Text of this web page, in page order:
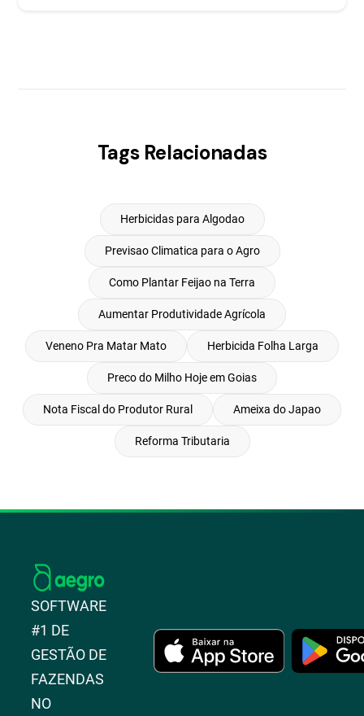
Tags Relacionadas
Herbicidas para Algodao
Previsao Climatica para o Agro
Como Plantar Feijao na Terra
Aumentar Produtividade Agrícola
Veneno Pra Matar Mato Herbicida Folha Larga
Preco do Milho Hoje em Goias
Nota Fiscal do Produtor Rural Ameixa do Japao
Reforma Tributaria
SOFTWARE
#1 DE
GESTÃO DE
FAZENDAS
NO